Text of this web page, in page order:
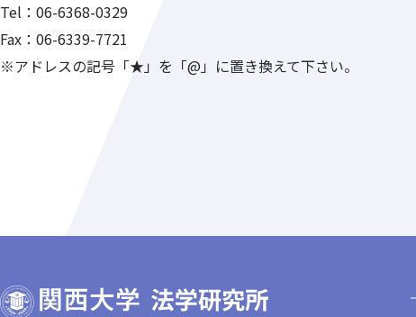
Tel：06-6368-0329
Fax：06-6339-7721
※アドレスの記号「★」を「@」に置き換えて下さい。